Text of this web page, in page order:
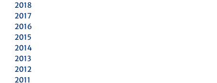
2018
2017
2016
2015
2014
2013
2012
2011